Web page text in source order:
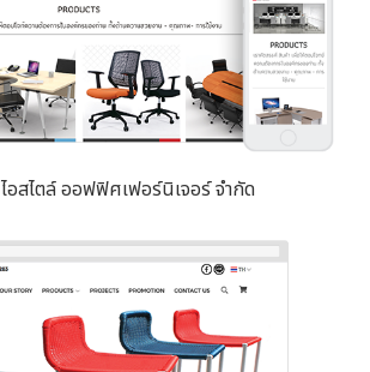
อสไตล์ ออฟฟิศเฟอร์นิเจอร์ จำกัด